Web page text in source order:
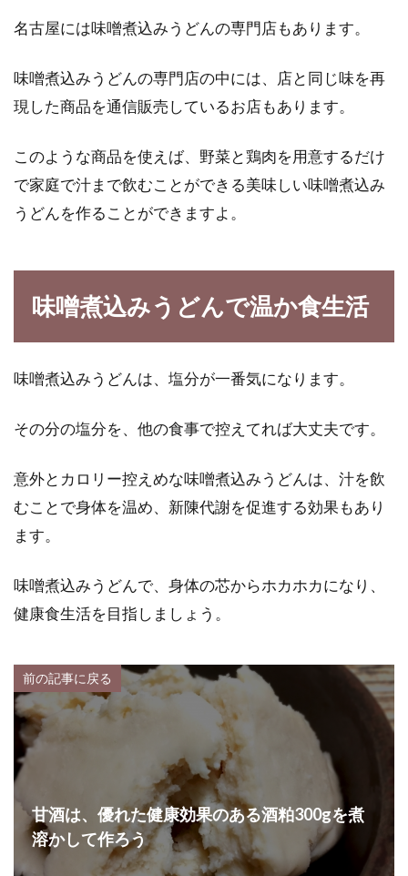
名古屋には味噌煮込みうどんの専門店もあります。
味噌煮込みうどんの専門店の中には、店と同じ味を再
現した商品を通信販売しているお店もあります。
このような商品を使えば、野菜と鶏肉を用意するだけ
で家庭で汁まで飲むことができる美味しい味噌煮込み
うどんを作ることができますよ。
味噌煮込みうどんで温か食生活
味噌煮込みうどんは、塩分が一番気になります。
その分の塩分を、他の食事で控えてれば大丈夫です。
意外とカロリー控えめな味噌煮込みうどんは、汁を飲
むことで身体を温め、新陳代謝を促進する効果もあり
ます。
味噌煮込みうどんで、身体の芯からホカホカになり、
健康食生活を目指しましょう。
前の記事に戻る
甘酒は、優れた健康効果のある酒粕300gを煮
溶かして作ろう